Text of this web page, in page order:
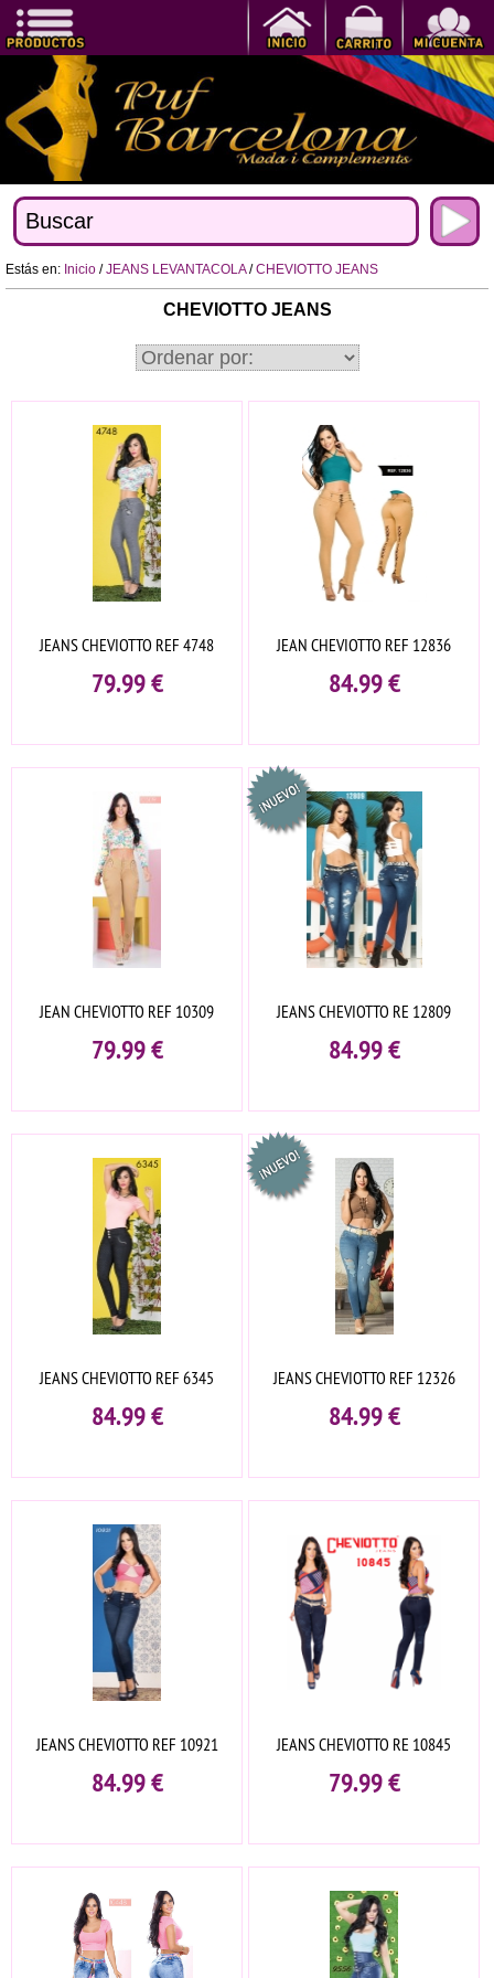
Estás en: Inicio /JEANS LEVANTACOLA/CHEVIOTTO JEANS
CHEVIOTTO JEANS
JEANS CHEVIOTTO REF 4748
79.99€
JEAN CHEVIOTTO REF 12836
84.99€
JEAN CHEVIOTTO REF 10309
79.99€
JEANS CHEVIOTTO RE 12809
84.99€
JEANS CHEVIOTTO REF 6345
84.99€
JEANS CHEVIOTTO REF 12326
84.99€
JEANS CHEVIOTTO REF 10921
84.99€
JEANS CHEVIOTTO RE 10845
79.99€